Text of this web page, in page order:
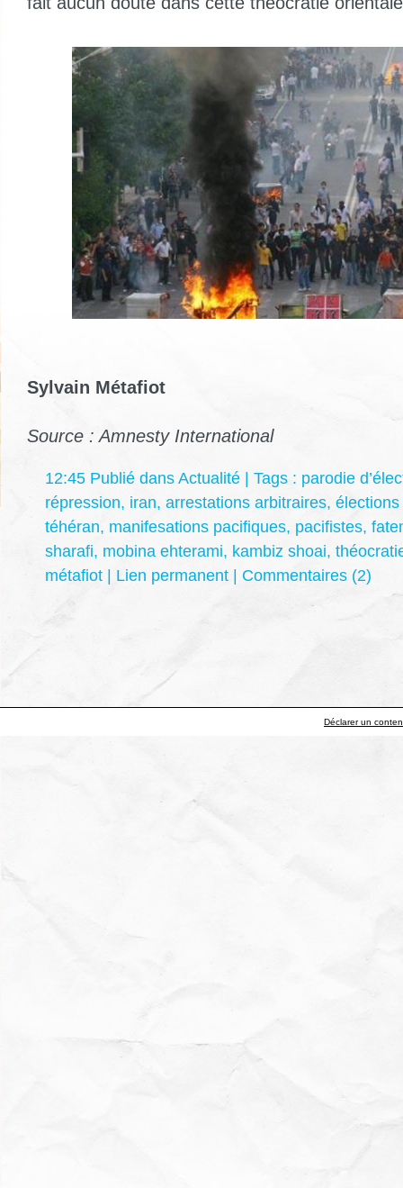
Sylvain Métafiot
Source : Amnesty International
12:45 Publié dans Actualité | Tags : parodie
répression, iran, arrestations arbitraires,
téhéran, manifesations pacifiques, pacifistes,
sharafi, mobina ehterami, kambiz shoai,
métafiot | Lien permanent | Commentaires (2)
Déclarer un